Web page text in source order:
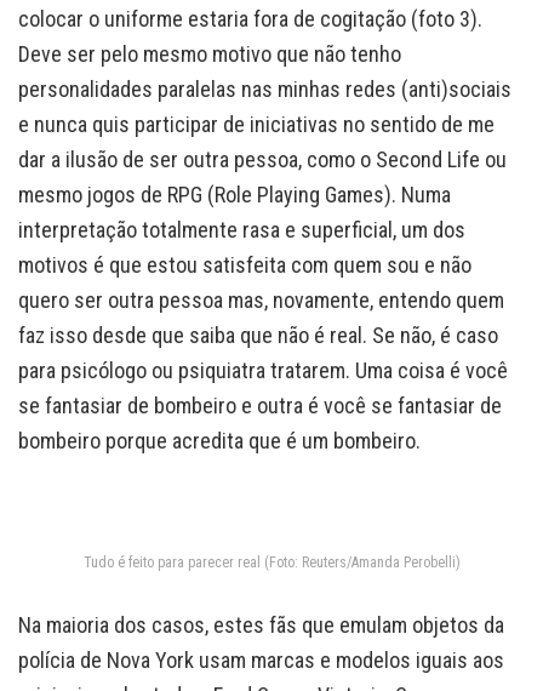
colocar o uniforme estaria fora de cogitação (foto 3).
Deve ser pelo mesmo motivo que não tenho
personalidades paralelas nas minhas redes (anti)sociais
e nunca quis participar de iniciativas no sentido de me
dar a ilusão de ser outra pessoa, como o Second Life ou
mesmo jogos de RPG (Role Playing Games). Numa
interpretação totalmente rasa e superficial, um dos
motivos é que estou satisfeita com quem sou e não
quero ser outra pessoa mas, novamente, entendo quem
faz isso desde que saiba que não é real. Se não, é caso
para psicólogo ou psiquiatra tratarem. Uma coisa é você
se fantasiar de bombeiro e outra é você se fantasiar de
bombeiro porque acredita que é um bombeiro.
Tudo é feito para parecer real (Foto: Reuters/Amanda Perobelli)
Na maioria dos casos, estes fãs que emulam objetos da
polícia de Nova York usam marcas e modelos iguais aos